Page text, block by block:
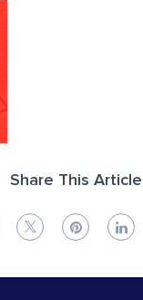
Share This Article